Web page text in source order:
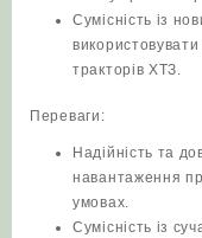
Сумісність із
використовувати
тракторів ХТЗ.
Переваги:
Надійність та
навантаження
умовах.
Сумісність із